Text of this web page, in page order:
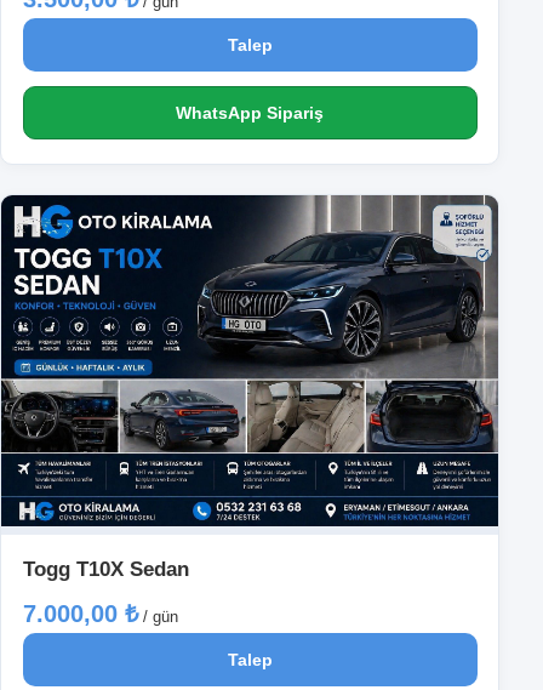
Talep
WhatsApp Sipariş
Togg T10X Sedan
7.000,00 ₺ / gün
Talep